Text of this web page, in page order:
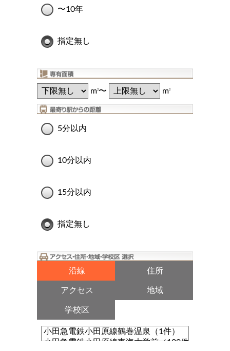
〜10年
指定無し
m2〜 m2
5分以内
10分以内
15分以内
指定無し
沿線 住所
アクセス 地域
学校区